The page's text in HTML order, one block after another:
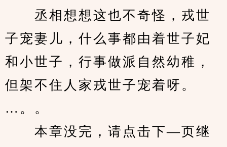
丞相想想这也不奇怪，戎世
子宠妻儿，什么事都由着世子妃
和小世子，行事做派自然幼稚，
但架不住人家戎世子宠着呀。
…。。
本章没完，请点击下—页继